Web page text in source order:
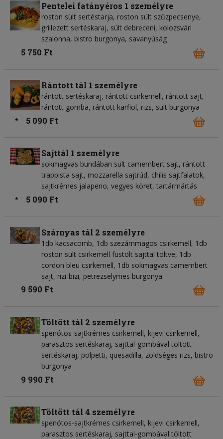
Pentelei fatányéros 1 személyre
roston sült sertéstarja, roston sült szűzpecsenye,
grillezett sertéskaraj, sült debreceni, kolozsvári
szalonna, bistro burgonya, savanyúság
5 750 Ft
Rántott tál 1 személyre
rántott sertéskaraj, rántott csirkemell, rántott sajt,
rántott gomba, rántott karfiol, rizs, sült burgonya
*
5 090 Ft
Sajttál 1 személyre
sokmagvas bundában sült camembert sajt, rántott
trappista sajt, mozzarella sajtrúd, chilis sajtfalatok,
sajtkrémes jalapeno, vegyes köret, tartármártás
*
5 090 Ft
Szárnyas tál 2 személyre
1db kacsacomb, 1db szezámmagos csirkemell, 1db
roston sült csirkemell füstölt sajttal töltve, 1db
cordon bleu csirkemell, 1db sokmagvas camembert
sajt, rizi-bizi, petrezselymes burgonya
9 590 Ft
Töltött tál 2 személyre
spenótos-sajtkrémes csirkemell, kijevi csirkemell,
parasztos sertéskaraj, sajttal-gombával töltött
sertéskaraj, polpetti, quesadilla, zöldséges rizs, bistro
burgonya
9 990 Ft
Töltött tál 4 személyre
spenótos-sajtkrémes csirkemell, kijevi csirkemell,
parasztos sertéskaraj, sajttal-gombával töltött